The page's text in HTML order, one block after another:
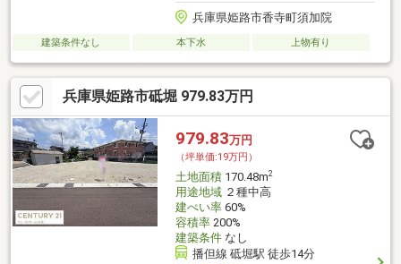
兵庫県姫路市香寺町須加院
建築条件なし 本下水 上物有り
兵庫県姫路市砥堀 979.83万円
979.83万円
（坪単価:19万円）
土地面積170.48m2
用途地域２種中高
建ぺい率60%
容積率200%
建築条件なし
播但線 砥堀駅 徒歩14分